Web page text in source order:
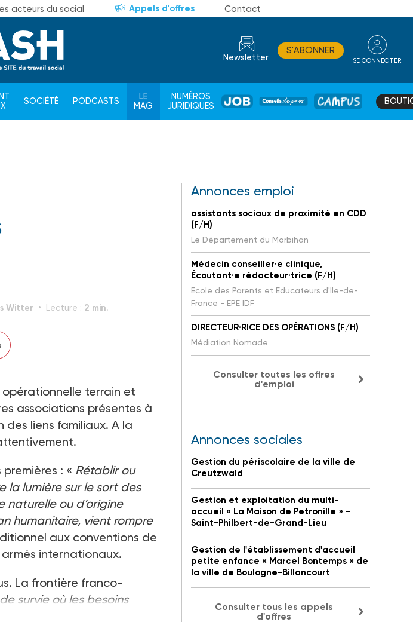
acteurs du social Appels d'offres Contact
Newsletter
S'ABONNER
SE CONNECTER
SOCIÉTÉ PODCASTS
LE
MAG
NUMÉROS
JURIDIQUES
JOB
DE
CAMPUS
Witter Lecture : 2 min.
opérationnelle terrain et
associations présentes à
liens familiaux. A la
: « Rétablir ou
la lumière sur le sort des
naturelle ou d’origine
humanitaire, vient rompre
aux conventions de
internationaux.
La frontière franco-
survie où les besoins
Annonces emploi
assistants sociaux de proximité en CDD
(F/H)
Le Département du Morbihan
Médecin conseiller·e clinique,
Écoutant·e rédacteur·trice (F/H)
Ecole des Parents et Educateurs d'Ile-de-
France - EPE IDF
DIRECTEUR·RICE DES OPÉRATIONS (F/H)
Médiation Nomade
Consulter toutes les offres
d'emploi
Annonces sociales
Gestion du périscolaire de la ville de
Creutzwald
Gestion et exploitation du multi-
accueil « La Maison de Petronille » -
Saint-Philbert-de-Grand-Lieu
Gestion de l'établissement d'accueil
petite enfance « Marcel Bontemps » de
la ville de Boulogne-Billancourt
Consulter tous les appels
d'offres